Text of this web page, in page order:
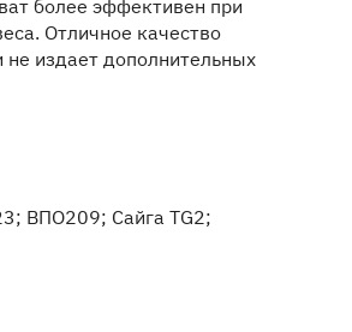
более эффективен при
Отличное качество
не издает дополнительных
ВПО209; Сайга TG2;